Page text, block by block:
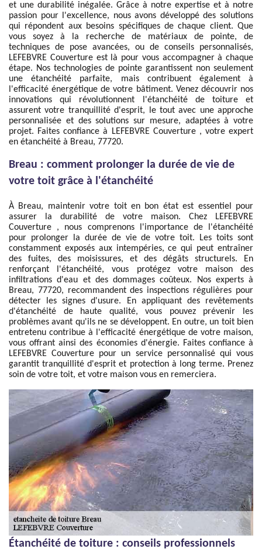
et une durabilité inégalée. Grâce à notre expertise et à notre
passion pour l'excellence, nous avons développé des solutions
qui répondent aux besoins spécifiques de chaque client. Que
vous soyez à la recherche de matériaux de pointe, de
techniques de pose avancées, ou de conseils personnalisés,
LEFEBVRE Couverture est là pour vous accompagner à chaque
étape. Nos technologies de pointe garantissent non seulement
une étanchéité parfaite, mais contribuent également à
l'efficacité énergétique de votre bâtiment. Venez découvrir nos
innovations qui révolutionnent l'étanchéité de toiture et
assurent votre tranquillité d'esprit, le tout avec une approche
personnalisée et des solutions sur mesure, adaptées à votre
projet. Faites confiance à LEFEBVRE Couverture , votre expert
en étanchéité à Breau, 77720.
Breau : comment prolonger la durée de vie de
votre toit grâce à l'étanchéité
À Breau, maintenir votre toit en bon état est essentiel pour
assurer la durabilité de votre maison. Chez LEFEBVRE
Couverture , nous comprenons l'importance de l'étanchéité
pour prolonger la durée de vie de votre toit. Les toits sont
constamment exposés aux intempéries, ce qui peut entraîner
des fuites, des moisissures, et des dégâts structurels. En
renforçant l'étanchéité, vous protégez votre maison des
infiltrations d'eau et des dommages coûteux. Nos experts à
Breau, 77720, recommandent des inspections régulières pour
détecter les signes d'usure. En appliquant des revêtements
d'étanchéité de haute qualité, vous pouvez prévenir les
problèmes avant qu'ils ne se développent. En outre, un toit bien
entretenu contribue à l'efficacité énergétique de votre maison,
vous offrant ainsi des économies d'énergie. Faites confiance à
LEFEBVRE Couverture pour un service personnalisé qui vous
garantit tranquillité d'esprit et protection à long terme. Prenez
soin de votre toit, et votre maison vous en remerciera.
Étanchéité de toiture : conseils professionnels